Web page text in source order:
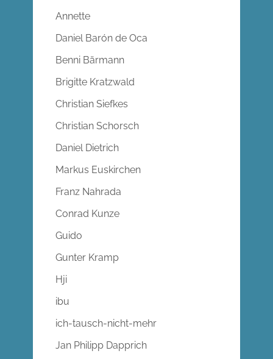
Annette
Daniel Barón de Oca
Benni Bärmann
Brigitte Kratzwald
Christian Siefkes
Christian Schorsch
Daniel Dietrich
Markus Euskirchen
Franz Nahrada
Conrad Kunze
Guido
Gunter Kramp
Hji
ibu
ich-tausch-nicht-mehr
Jan Philipp Dapprich